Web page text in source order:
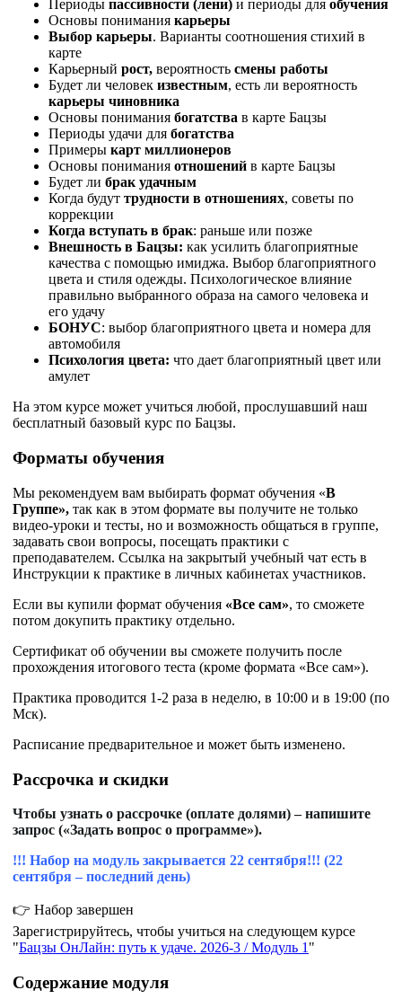
Периоды пассивности (лени) и периоды для обучения
Основы понимания карьеры
Выбор карьеры. Варианты соотношения стихий в
карте
Карьерный рост, вероятность смены работы
Будет ли человек известным, есть ли вероятность
карьеры чиновника
Основы понимания богатства в карте Бацзы
Периоды удачи для богатства
Примеры карт миллионеров
Основы понимания отношений в карте Бацзы
Будет ли брак удачным
Когда будут трудности в отношениях, советы по
коррекции
Когда вступать в брак: раньше или позже
Внешность в Бацзы: как усилить благоприятные
качества с помощью имиджа. Выбор благоприятного
цвета и стиля одежды. Психологическое влияние
правильно выбранного образа на самого человека и
его удачу
БОНУС: выбор благоприятного цвета и номера для
автомобиля
Психология цвета: что дает благоприятный цвет или
амулет
На этом курсе может учиться любой, прослушавший наш
бесплатный базовый курс по Бацзы.
Форматы обучения
Мы рекомендуем вам выбирать формат обучения «В
Группе», так как в этом формате вы получите не только
видео-уроки и тесты, но и возможность общаться в группе,
задавать свои вопросы, посещать практики с
преподавателем. Ссылка на закрытый учебный чат есть в
Инструкции к практике в личных кабинетах участников.
Если вы купили формат обучения «Все сам», то сможете
потом докупить практику отдельно.
Сертификат об обучении вы сможете получить после
прохождения итогового теста (кроме формата «Все сам»).
Практика проводится 1-2 раза в неделю, в 10:00 и в 19:00 (по
Мск).
Расписание предварительное и может быть изменено.
Рассрочка и скидки
Чтобы узнать о рассрочке (оплате долями) – напишите
запрос («Задать вопрос о программе»).
!!! Набор на модуль закрывается 22 сентября!!! (22
сентября – последний день)
👉 Набор завершен
Зарегистрируйтесь, чтобы учиться на следующем курсе
Бацзы ОнЛайн: путь к удаче. 2026-3 / Модуль 1
Содержание модуля